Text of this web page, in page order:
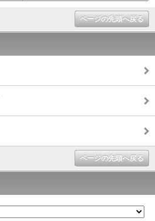
ページの先頭へ戻る
ページの先頭へ戻る